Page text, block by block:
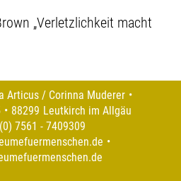
„Verletzlichkeit macht
Articus / Corinna Muderer
88299 Leutkirch im Allgäu
7561 - 7409309